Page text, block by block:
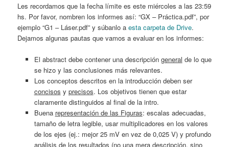
Les recordamos que la fecha límite es este miércoles a las 23:59
hs. Por favor, nombren los informes así: “GX – Práctica.pdf”, por
ejemplo “G1 – Láser.pdf” y súbanlo aesta carpeta de Drive.
Dejamos algunas pautas que vamos a evaluar en los informes:
El abstract debe contener una descripción general de lo que
se hizo y las conclusiones más relevantes.
Los conceptos descritos en la introducción deben ser
concisos y precisos. Los objetivos tienen que estar
claramente distinguidos al final de la intro.
Buena representación de las Figuras: escalas adecuadas,
tamaño de letra legible, usar multiplicadores en los valores
de los ejes (ej.: mejor 25 mV en vez de 0,025 V) y profundo
análisis de los resultados (no una mera descripción, sino